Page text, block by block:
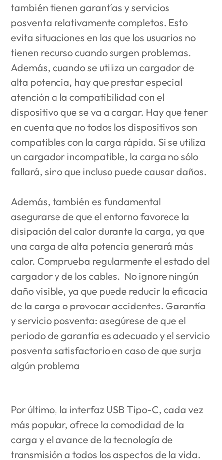
también tienen garantías y servicios
posventa relativamente completos. Esto
evita situaciones en las que los usuarios no
tienen recurso cuando surgen problemas.
Además, cuando se utiliza un cargador de
alta potencia, hay que prestar especial
atención a la compatibilidad con el
dispositivo que se va a cargar. Hay que tener
en cuenta que no todos los dispositivos son
compatibles con la carga rápida. Si se utiliza
un cargador incompatible, la carga no sólo
fallará, sino que incluso puede causar daños.
Además, también es fundamental
asegurarse de que el entorno favorece la
disipación del calor durante la carga, ya que
una carga de alta potencia generará más
calor. Comprueba regularmente el estado del
cargador y de los cables. No ignore ningún
daño visible, ya que puede reducir la eficacia
de la carga o provocar accidentes. Garantía
y servicio posventa: asegúrese de que el
periodo de garantía es adecuado y el servicio
posventa satisfactorio en caso de que surja
algún problema
Por último, la interfaz USB Tipo-C, cada vez
más popular, ofrece la comodidad de la
carga y el avance de la tecnología de
transmisión a todos los aspectos de la vida.